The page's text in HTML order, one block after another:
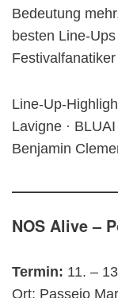
Bedeutung
besten Line-
Line-Up-
Lavigne ·
Benjamin
NOS Alive –
Termin: 11. –
Ort: Passeio